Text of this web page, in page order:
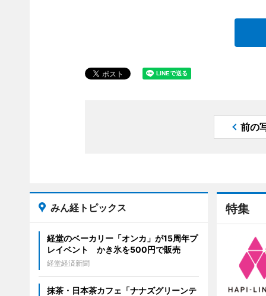
前の
特集
みん経トピックス
経堂のベーカリー「オンカ」が15周年プ
レイベント かき氷を500円で販売
経堂経済新聞
抹茶・日本茶カフェ「ナナズグリーンテ